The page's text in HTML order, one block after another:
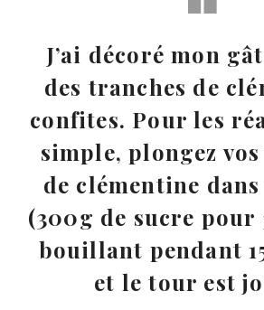
J’ai décoré mon
des tranches de
confites. Pour les
simple, plongez
de clémentine
(300g de sucre pour
bouillant pendant
et le tour est